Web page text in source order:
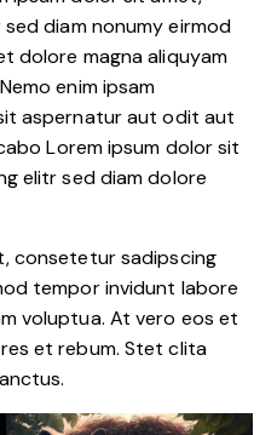
diam nonumy eirmod
dolore magna aliquyam
enim ipsam
aspernatur aut odit aut
Lorem ipsum dolor sit
elitr sed diam dolore
consetetur sadipscing
tempor invidunt labore
voluptua. At vero eos et
et rebum. Stet clita